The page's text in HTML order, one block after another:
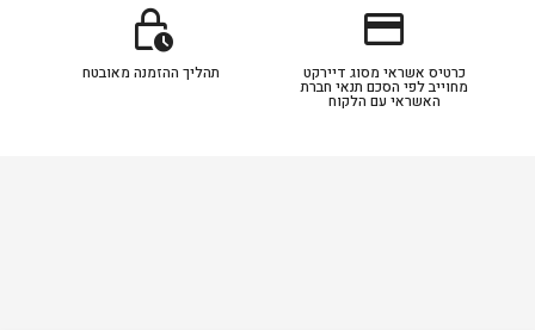
credit_card
כרטיס אשראי מסוג דיירקט
מחוייב לפי הסכם תנאי חברת
האשראי עם הלקוח
lock_clock
תהליך ההזמנה מאובטח